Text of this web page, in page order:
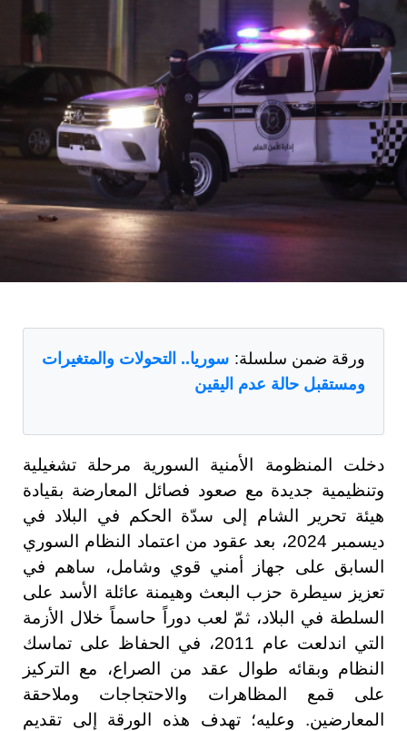
ورقة ضمن سلسلة: سوريا.. التحولات والمتغيرات
ومستقبل حالة عدم اليقين
دخلت المنظومة الأمنية السورية مرحلة تشغيلية
وتنظيمية جديدة مع صعود فصائل المعارضة بقيادة
هيئة تحرير الشام إلى سدّة الحكم في البلاد في
ديسمبر 2024، بعد عقود من اعتماد النظام السوري
السابق على جهاز أمني قوي وشامل، ساهم في
تعزيز سيطرة حزب البعث وهيمنة عائلة الأسد على
السلطة في البلاد، ثمّ لعب دوراً حاسماً خلال الأزمة
التي اندلعت عام 2011، في الحفاظ على تماسك
النظام وبقائه طوال عقد من الصراع، مع التركيز
على قمع المظاهرات والاحتجاجات وملاحقة
المعارضين. وعليه؛ تهدف هذه الورقة إلى تقديم